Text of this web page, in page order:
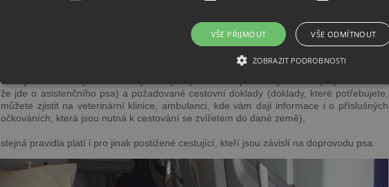
pes má vyhrazené místo u nohou osoby, která za něj zodpovídá a při vzletu/přistávání
musí být postroj psa přivázán k bezpečnostnímu pásu majitele psa,
cestující musí mít potvrzení o výcviku psa pro službu postiženým lidem (např. certifikát,
že jde o asistenčního psa) a požadované cestovní doklady (doklady, které potřebujete,
můžete zjistit na veterinární klinice, ambulanci, kde vám dají informace i o příslušných
očkováních, která jsou nutná k cestování se zvířetem do dané země),
stejná pravidla platí i pro jinak postižené cestující, kteří jsou závislí na doprovodu psa.
VŠE PŘIJMOUT VŠE ODMÍTNOUT
ZOBRAZIT PODROBNOSTI